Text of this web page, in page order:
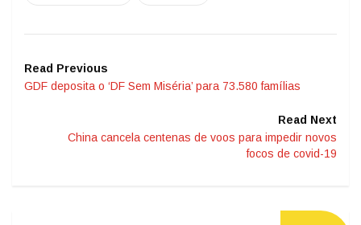
Read Previous
GDF deposita o ‘DF Sem Miséria’ para 73.580 famílias
Read Next
China cancela centenas de voos para impedir novos
focos de covid-19